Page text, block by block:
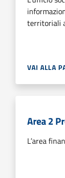
territoriali
VAI ALLA
Area 2
L’area